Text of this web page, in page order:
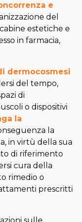
e
del
estetiche e
in farmacia,
dermocosmesi
del tempo,
di
o dispositivi
la
la
in virtù della sua
di riferimento
cura della
rimedio o
prescritti